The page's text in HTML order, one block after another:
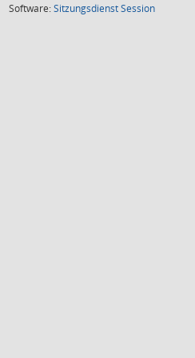
Software:SitzungsdienstSession(Wird in